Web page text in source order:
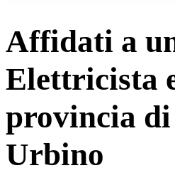
Affidati a
Elettricista
provincia di
Urbino